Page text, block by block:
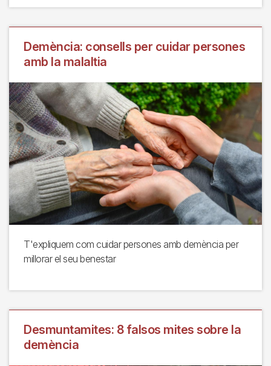
Demència: consells per cuidar persones
amb la malaltia
T'expliquem com cuidar persones amb demència per
millorar el seu benestar
Desmuntamites: 8 falsos mites sobre la
demència